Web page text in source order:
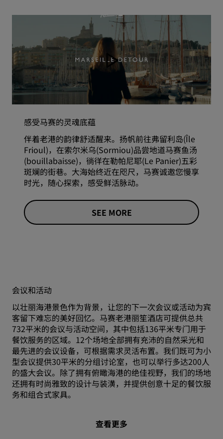
感受马赛的灵魂底蕴
伴着老港的韵律舒适醒来。扬帆前往弗留利岛(Île
Frioul)，在索尔米乌(Sormiou)品尝地道马赛鱼汤
(bouillabaisse)，徜徉在勒帕尼耶(Le Panier)五彩
斑斓的街巷。大海始终近在咫尺，马赛诚邀您慢享
时光，随心探索，感受鲜活脉动。
SEE MORE
会议和活动
以壮丽海港景色作为背景，让您的下一次会议或活动为宾
客留下难忘的美好回忆。马赛老港丽笙酒店可提供总共
732平米的会议与活动空间，其中包括136平米专门用于
餐饮服务的区域。12个场地全部拥有充沛的自然采光和
最先进的会议设备，可根据需求灵活布置。我们既可为小
型会议提供30平米的分组讨论室，也可以举行多达200人
的盛大会议。除了拥有俯瞰海港的绝佳视野，我们的场地
还拥有时尚雅致的设计与装潢，并提供创意十足的餐饮服
务和组合式家具。
查看更多